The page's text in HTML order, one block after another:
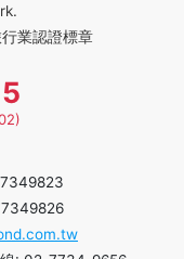
業認證標章